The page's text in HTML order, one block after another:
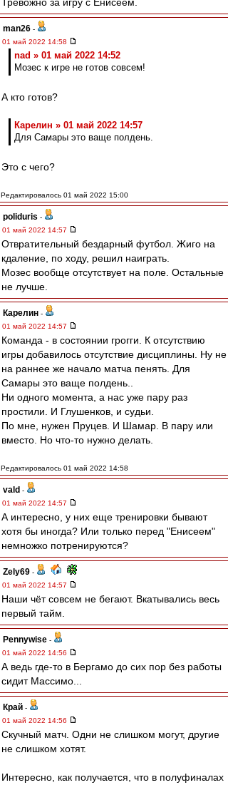
man26 -
01 май 2022 14:58
nad » 01 май 2022 14:52
Мозес к игре не готов совсем!
А кто готов?
Карелин » 01 май 2022 14:57
Для Самары это ваще полдень.
Это с чего?
Редактировалось 01 май 2022 15:00
poliduris -
01 май 2022 14:57
Отвратительный бездарный футбол. Жиго на
кдаление, по ходу, решил наиграть.
Мозес вообще отсутствует на поле. Остальные
не лучше.
Карелин -
01 май 2022 14:57
Команда - в состоянии грогги. К отсутствию
игры добавилось отсутствие дисциплины. Ну не
на раннее же начало матча пенять. Для
Самары это ваще полдень..
Ни одного момента, а нас уже пару раз
простили. И Глушенков, и судьи.
По мне, нужен Пруцев. И Шамар. В пару или
вместо. Но что-то нужно делать.
Редактировалось 01 май 2022 14:58
vald -
01 май 2022 14:57
А интересно, у них еще тренировки бывают
хотя бы иногда? Или только перед "Енисеем"
немножко потренируются?
Zely69 -
01 май 2022 14:57
Наши чёт совсем не бегают. Вкатывались весь
первый тайм.
Pennywise -
01 май 2022 14:56
А ведь где-то в Бергамо до сих пор без работы
сидит Массимо...
Край -
01 май 2022 14:56
Скучный матч. Одни не слишком могут, другие
не слишком хотят.
Интересно, как получается, что в полуфиналах